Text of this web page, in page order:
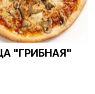
"ГРИБНАЯ"